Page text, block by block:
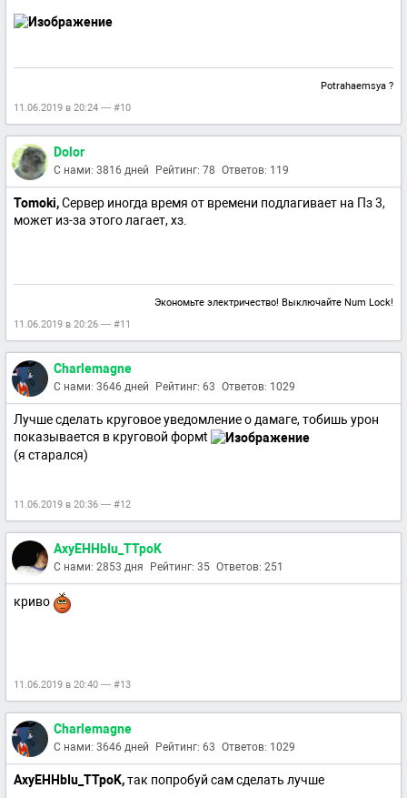
Potrahaemsya ?
11.06.2019 в 20:24 — #10
Dolor
С нами: 3816 дней Рейтинг: 78 Ответов: 119
Tomoki,Сервер иногда время от времени подлагивает на Пз 3,
может из-за этого лагает, хз.
Экономьте электричество! Выключайте Num Lock!
11.06.2019 в 20:26 — #11
Charlemagne
С нами: 3646 дней Рейтинг: 63 Ответов: 1029
Лучше сделать круговое уведомление о дамаге, тобишь урон
показывается в круговой формt
(я старался)
11.06.2019 в 20:36 — #12
AxyEHHbIu_TTpoK
С нами: 2853 дня Рейтинг: 35 Ответов: 251
криво
11.06.2019 в 20:40 — #13
Charlemagne
С нами: 3646 дней Рейтинг: 63 Ответов: 1029
AxyEHHbIu_TTpoK,так попробуй сам сделать лучше